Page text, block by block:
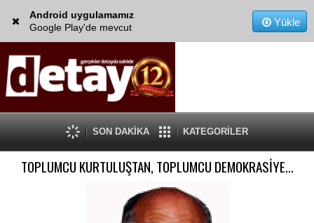
Android uygulamamız
Google Play'de mevcut
Yükle
SON DAKİKA KATEGORİLER
TOPLUMCU KURTULUŞTAN, TOPLUMCU DEMOKRASİYE…